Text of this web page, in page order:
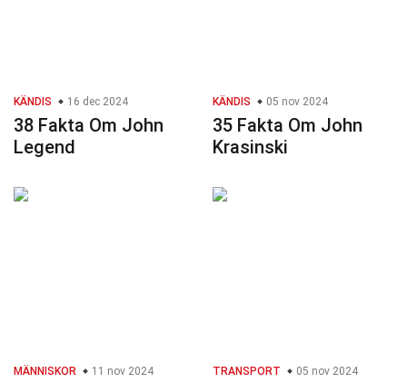
KÄNDIS 16 dec 2024
38 Fakta Om John
Legend
KÄNDIS 05 nov 2024
35 Fakta Om John
Krasinski
MÄNNISKOR 11 nov 2024 TRANSPORT 05 nov 2024